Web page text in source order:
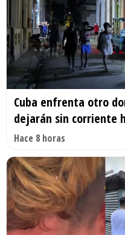
Cuba enfrenta otro
dejarán sin corriente
Hace 8 horas